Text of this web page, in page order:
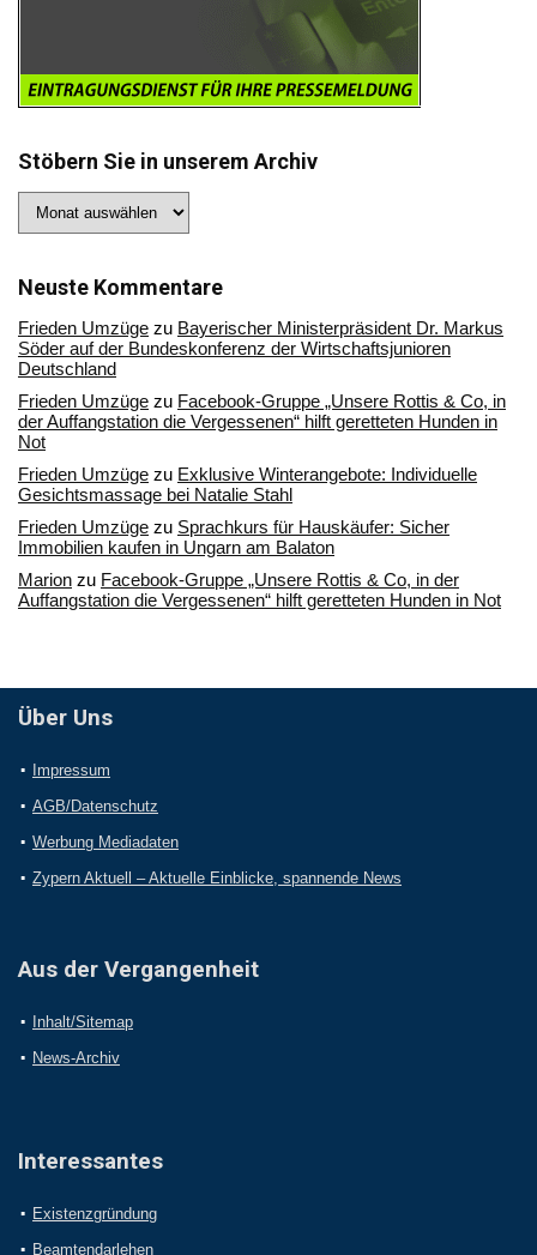
Stöbern Sie in unserem Archiv
Sie
Archiv
Neuste Kommentare
Frieden Umzüge zu Bayerischer Ministerpräsident Dr. Markus
Söder auf der Bundeskonferenz der Wirtschaftsjunioren
Deutschland
Frieden Umzüge zu Facebook-Gruppe „Unsere Rottis & Co, in
der Auffangstation die Vergessenen“ hilft geretteten Hunden in
Not
Frieden Umzüge zu Exklusive Winterangebote: Individuelle
Gesichtsmassage bei Natalie Stahl
Frieden Umzüge zu Sprachkurs für Hauskäufer: Sicher
Immobilien kaufen in Ungarn am Balaton
Marion zu Facebook-Gruppe „Unsere Rottis & Co, in der
Auffangstation die Vergessenen“ hilft geretteten Hunden in Not
Über Uns
Impressum
AGB/Datenschutz
Werbung Mediadaten
Zypern Aktuell – Aktuelle Einblicke, spannende News
Aus der Vergangenheit
Inhalt/Sitemap
News-Archiv
Interessantes
Existenzgründung
Beamtendarlehen